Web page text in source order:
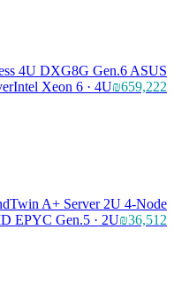
4U DXG8G Gen.6 ASUS
Intel Xeon 6 · 4U₪659,222
A+ Server 2U 4-Node
EPYC Gen.5 · 2U₪36,512